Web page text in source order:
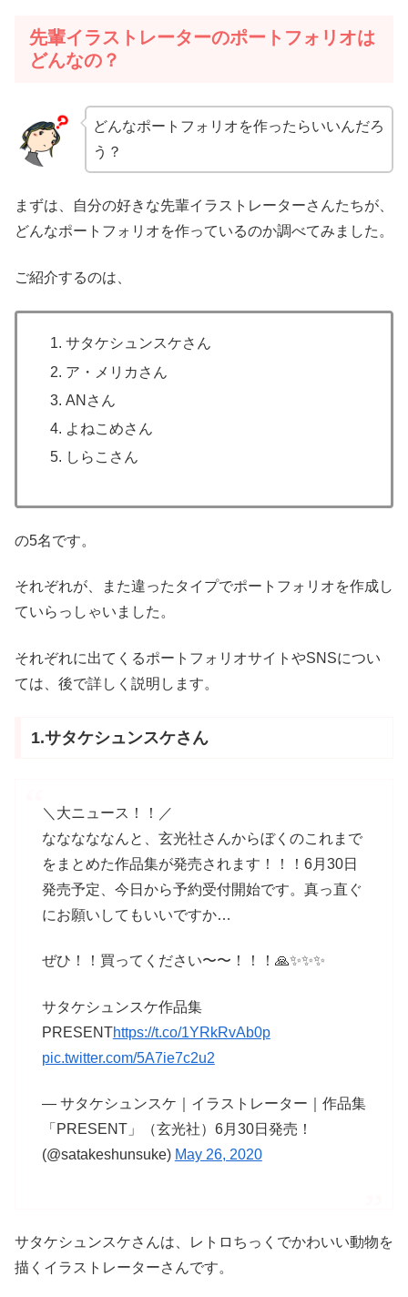
先輩イラストレーターのポートフォリオは
どんなの？
どんなポートフォリオを作ったらいいんだろ
う？
まずは、自分の好きな先輩イラストレーターさんたちが、
どんなポートフォリオを作っているのか調べてみました。
ご紹介するのは、
サタケシュンスケさん
ア・メリカさん
ANさん
よねこめさん
しらこさん
の5名です。
それぞれが、また違ったタイプでポートフォリオを作成し
ていらっしゃいました。
それぞれに出てくるポートフォリオサイトやSNSについ
ては、後で詳しく説明します。
1.サタケシュンスケさん
＼大ニュース！！／
なななななんと、玄光社さんからぼくのこれまで
をまとめた作品集が発売されます！！！6月30日
発売予定、今日から予約受付開始です。真っ直ぐ
にお願いしてもいいですか…
ぜひ！！買ってください〜〜！！！🙏✨✨✨
サタケシュンスケ作品集
PRESENThttps://t.co/1YRkRvAb0p
pic.twitter.com/5A7ie7c2u2
— サタケシュンスケ｜イラストレーター｜作品集
「PRESENT」（玄光社）6月30日発売！
(@satakeshunsuke) May 26, 2020
サタケシュンスケさんは、レトロちっくでかわいい動物を
描くイラストレーターさんです。